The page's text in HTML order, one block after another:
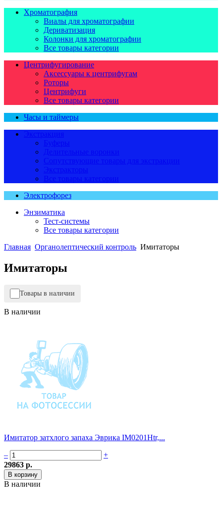
Хроматография
Виалы для хроматографии
Дериватизация
Колонки для хроматографии
Все товары категории
Центрифугирование
Аксессуары к центрифугам
Роторы
Центрифуги
Все товары категории
Часы и таймеры
Экстракция
Буферы
Делительные воронки
Сопутствующие товары для экстракции
Экстракторы
Все товары категории
Электрофорез
Энзиматика
Тест-системы
Все товары категории
Главная Органолептический контроль Имитаторы
Имитаторы
Товары в наличии
В наличии
Имитатор затхлого запаха Эврика IM0201Htr,...
–
+
29863 р.
В наличии